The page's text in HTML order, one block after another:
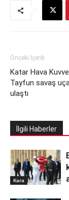
Önceki İçerik
Katar Hava
Tayfun savaş
ulaştı
İlgili Haberler
Kara